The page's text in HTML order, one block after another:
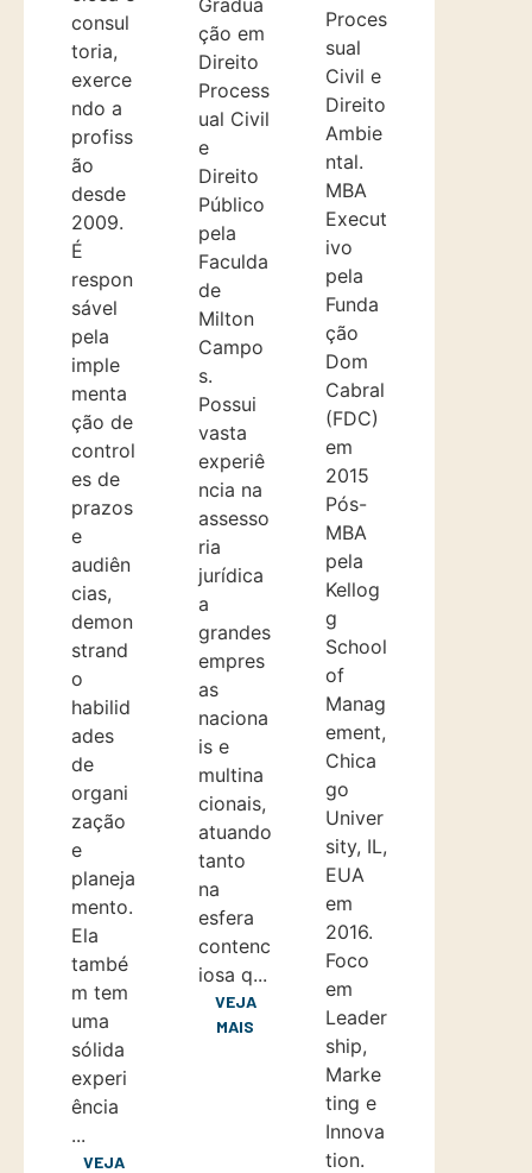
consul
toria,
exerce
ndo a
profiss
ão
desde
2009.
É
respon
sável
pela
imple
menta
ção de
control
es de
prazos
e
audiên
cias,
demon
strand
o
habilid
ades
de
organi
zação
e
planeja
mento.
Ela
també
m tem
uma
sólida
experi
ência
...
VEJA
Gradua
ção em
Direito
Process
ual Civil
e
Direito
Público
pela
Faculda
de
Milton
Campo
s.
Possui
vasta
experiê
ncia na
assesso
ria
jurídica
a
grandes
empres
as
naciona
is e
multina
cionais,
atuando
tanto
na
esfera
contenc
iosa q...
VEJA
MAIS
Proces
sual
Civil e
Direito
Ambie
ntal.
MBA
Execut
ivo
pela
Funda
ção
Dom
Cabral
(FDC)
em
2015
Pós-
MBA
pela
Kellog
g
School
of
Manag
ement,
Chica
go
Univer
sity, IL,
EUA
em
2016.
Foco
em
Leader
ship,
Marke
ting e
Innova
tion.